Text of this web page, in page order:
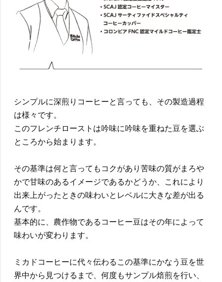
シンプルに深煎りコーヒーと言っても、その製造過程
は様々です。
このフレンチローストは吟味に吟味を重ねた豆を選ぶ
ところから始まります。
その基準は何と言ってもコクがあり苦味の質がまろや
かで甘味のあるイメージであるかどうか、これにより
出来上がったときの味わいとレベルに大きな差が出る
んです。
基本的に、農作物であるコーヒー豆はその年によって
味わいが変わります。
ミカドコーヒーに代々伝わるこの基準にかなう豆を世
界中から見つけるまで、何度もサンプル焙煎を行い、